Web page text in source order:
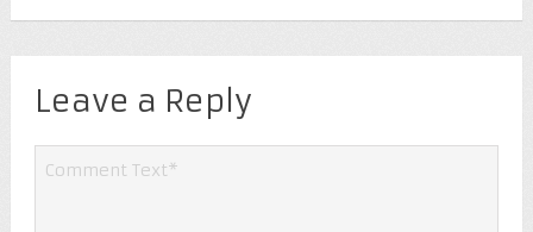
Leave a Reply